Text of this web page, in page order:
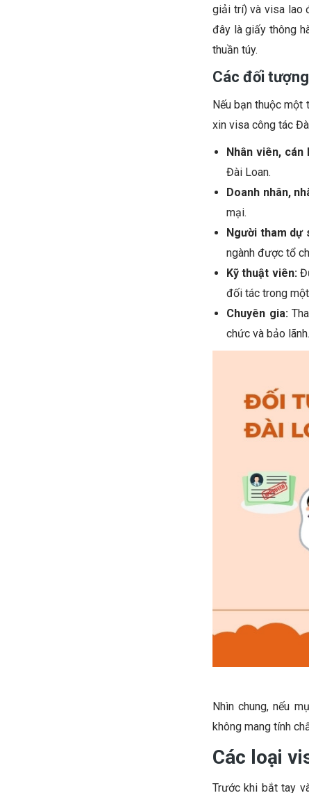
giải trí) và visa lao
đây là giấy thông
thuần túy.
Các đối
Nếu bạn thuộc
xin visa công tác
Nhân viên, cán
Đài Loan.
Doanh nhân,
mại.
Người tham dự
ngành được tổ
Kỹ thuật viên:
đối tác trong
Chuyên gia:
chức và bảo lãnh.
Nhìn chung, nếu
không mang tính
Các loại
Trước khi bắt tay